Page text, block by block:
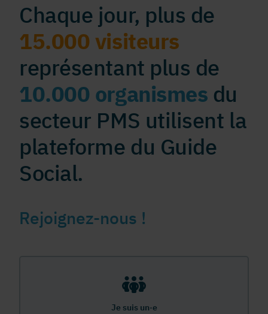
Chaque jour, plus de
15.000 visiteurs
représentant plus de
10.000 organismes du
secteur PMS utilisent la
plateforme du Guide
Social.
Rejoignez-nous !
Je suis un·e